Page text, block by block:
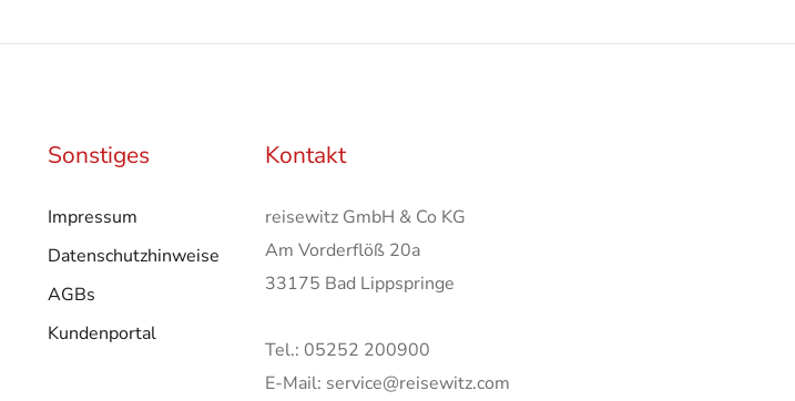
Sonstiges
Impressum
Datenschutzhinweise
AGBs
Kundenportal
Kontakt
reisewitz GmbH & Co KG
Am Vorderflöß 20a
33175 Bad Lippspringe
Tel.: 05252 200900
E-Mail: service@reisewitz.com